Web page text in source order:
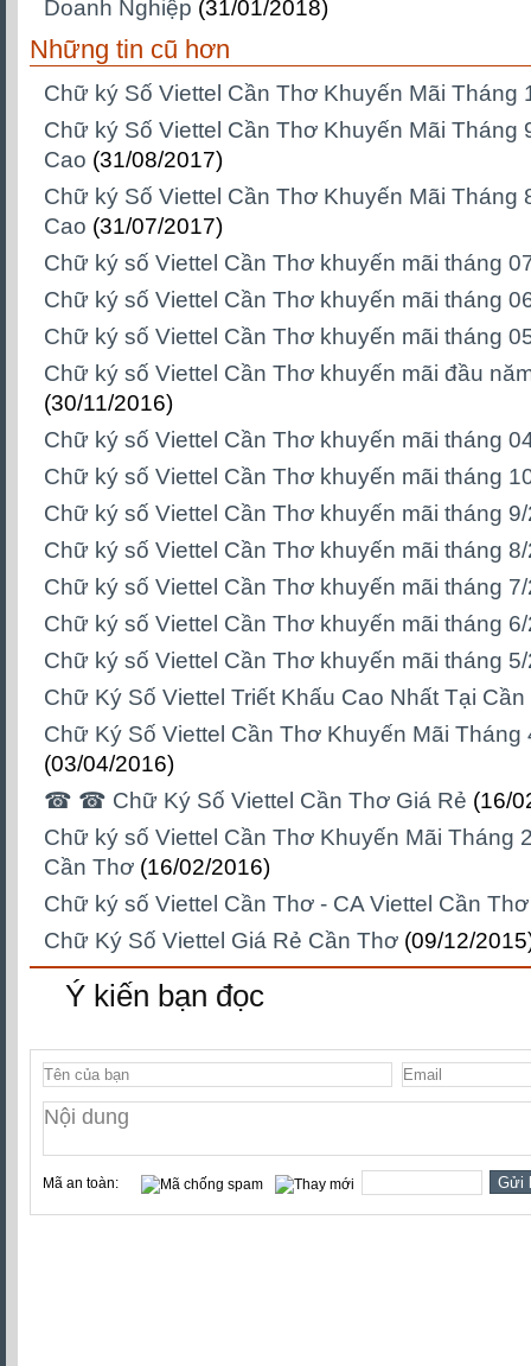
Doanh Nghiệp (31/01/2018)
Những tin cũ hơn
Chữ ký Số Viettel Cần Thơ Khuyến Mãi Tháng
Chữ ký Số Viettel Cần Thơ Khuyến Mãi Tháng
Cao (31/08/2017)
Chữ ký Số Viettel Cần Thơ Khuyến Mãi Tháng
Cao (31/07/2017)
Chữ ký số Viettel Cần Thơ khuyến mãi tháng
Chữ ký số Viettel Cần Thơ khuyến mãi tháng
Chữ ký số Viettel Cần Thơ khuyến mãi tháng
Chữ ký số Viettel Cần Thơ khuyến mãi đầu
(30/11/2016)
Chữ ký số Viettel Cần Thơ khuyến mãi tháng
Chữ ký số Viettel Cần Thơ khuyến mãi tháng
Chữ ký số Viettel Cần Thơ khuyến mãi tháng
Chữ ký số Viettel Cần Thơ khuyến mãi tháng
Chữ ký số Viettel Cần Thơ khuyến mãi tháng
Chữ ký số Viettel Cần Thơ khuyến mãi tháng
Chữ ký số Viettel Cần Thơ khuyến mãi tháng
Chữ Ký Số Viettel Triết Khấu Cao Nhất Tại
Chữ Ký Số Viettel Cần Thơ Khuyến Mãi Tháng
(03/04/2016)
☎ ☎ Chữ Ký Số Viettel Cần Thơ Giá Rẻ (16/
Chữ ký số Viettel Cần Thơ Khuyến Mãi Tháng
Cần Thơ (16/02/2016)
Chữ ký số Viettel Cần Thơ - CA Viettel Cần Thơ
Chữ Ký Số Viettel Giá Rẻ Cần Thơ (09/12/
Ý kiến bạn đọc
Mã an toàn: